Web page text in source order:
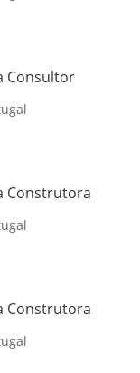
Consultor
Construtora
Construtora